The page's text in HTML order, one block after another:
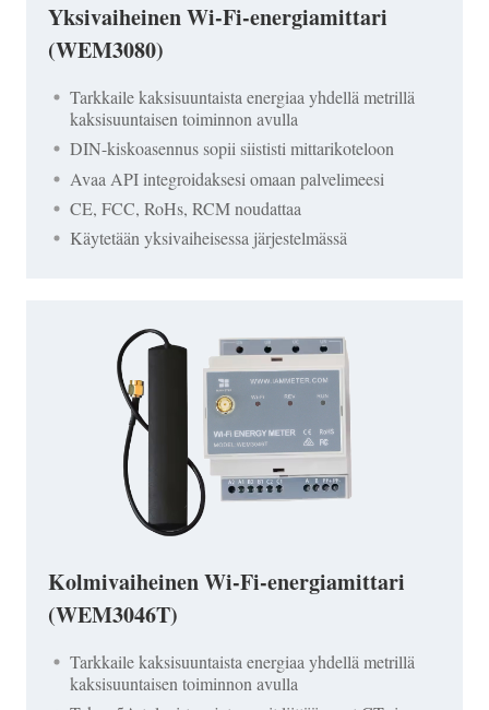
Yksivaiheinen Wi-Fi-energiamittari
(WEM3080)
Tarkkaile kaksisuuntaista energiaa yhdellä metrillä
kaksisuuntaisen toiminnon avulla
DIN-kiskoasennus sopii siististi mittarikoteloon
Avaa API integroidaksesi omaan palvelimeesi
CE, FCC, RoHs, RCM noudattaa
Käytetään yksivaiheisessa järjestelmässä
Kolmivaiheinen Wi-Fi-energiamittari
(WEM3046T)
Tarkkaile kaksisuuntaista energiaa yhdellä metrillä
kaksisuuntaisen toiminnon avulla